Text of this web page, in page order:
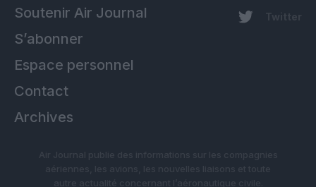
Soutenir Air Journal
S’abonner
Espace personnel
Contact
Archives